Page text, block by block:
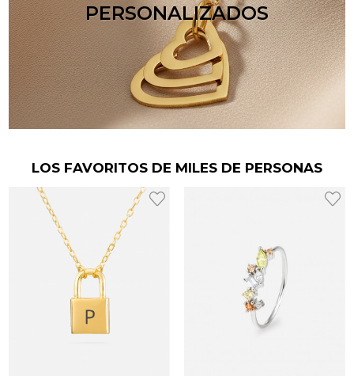
PERSONALIZADOS
LOS FAVORITOS DE MILES DE PERSONAS